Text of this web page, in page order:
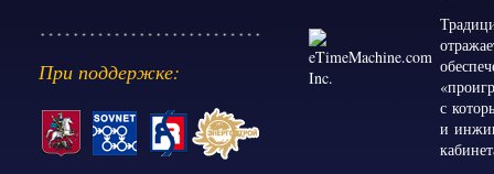
При поддержке:
с
и